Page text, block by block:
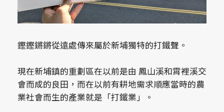
鏗鏗鏘鏘從遠處傳來屬於新埔獨特的打鐵聲。
現在新埔鎮的重劃區在以前是由 鳳山溪和霄裡溪交
會而成的良田，而在以前有耕地需求順應當時的農
業社會而生的產業就是「打鐵業」。